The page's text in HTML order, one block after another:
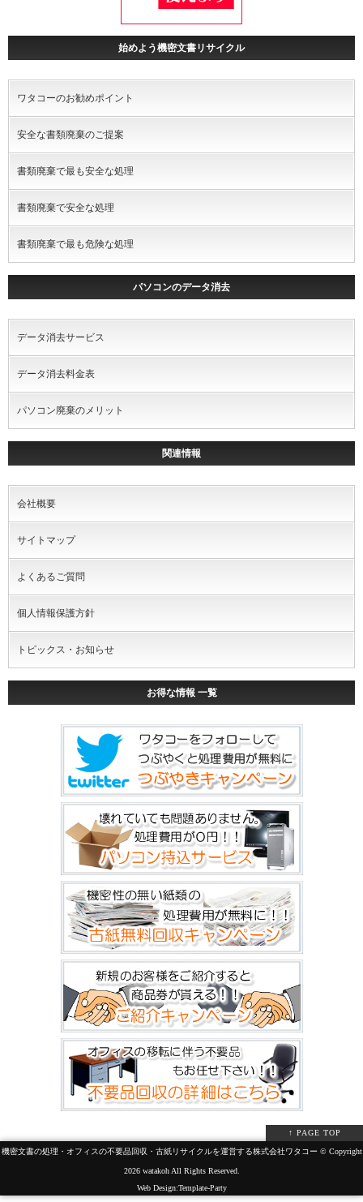
始めよう機密文書リサイクル
ワタコーのお勧めポイント
安全な書類廃棄のご提案
書類廃棄で最も安全な処理
書類廃棄で安全な処理
書類廃棄で最も危険な処理
パソコンのデータ消去
データ消去サービス
データ消去料金表
パソコン廃棄のメリット
関連情報
会社概要
サイトマップ
よくあるご質問
個人情報保護方針
トピックス・お知らせ
お得な情報 一覧
↑ PAGE TOP
機密文書の処理・オフィスの不要品回収・古紙リサイクルを運営する株式会社ワタコー © Copyright
2026 watakoh All Rights Reserved.
Web Design:Template-Party